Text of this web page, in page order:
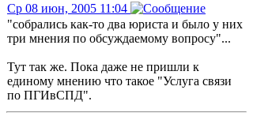
Ср 08 июн, 2005 11:04
"собрались как-то два юриста и было у них
три мнения по обсуждаемому вопросу"...
Тут так же. Пока даже не пришли к
единому мнению что такое "Услуга связи
по ПГИвСПД".